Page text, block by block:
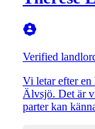
Verified
Vi letar efter
Älvsjö. Det är
parter kan